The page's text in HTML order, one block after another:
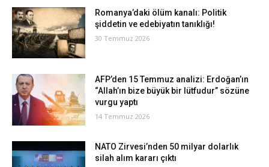
Romanya’daki ölüm kanalı: Politik
şiddetin ve edebiyatın tanıklığı!
30 Temmuz 2026
AFP’den 15 Temmuz analizi: Erdoğan’ın
“Allah’ın bize büyük bir lütfudur” sözüne
vurgu yaptı
14 Temmuz 2026
NATO Zirvesi’nden 50 milyar dolarlık
silah alım kararı çıktı